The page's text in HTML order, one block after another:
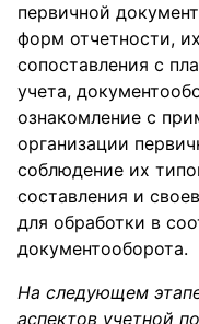
первичной
форм отчетности,
сопоставления с
учета,
ознакомление с
организации
соблюдение их
составления и
для обработки в
документооборота.
На следующем
аспектов учетной